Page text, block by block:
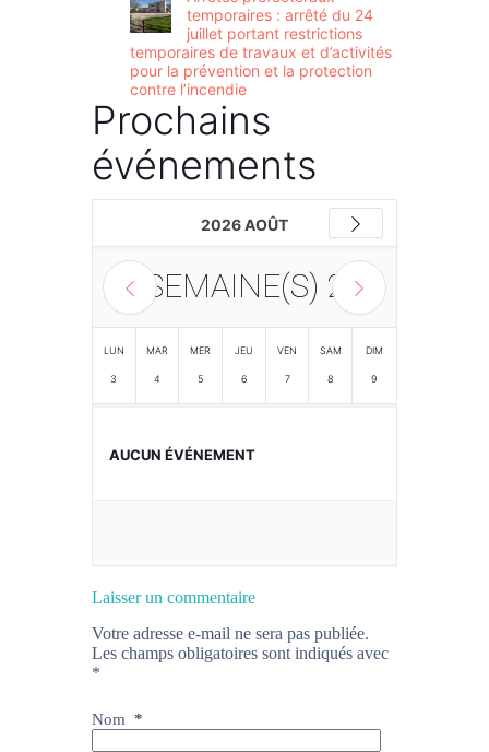
temporaires : arrêté du 24
juillet portant restrictions
temporaires de travaux et d’activités
pour la prévention et la protection
contre l’incendie
Prochains
événements
2026 AOÛT
SEMAINE(S) 2
LUN
3
MAR
4
MER
5
JEU
6
VEN
7
SAM
8
DIM
9
AUCUN ÉVÉNEMENT
Laisser un commentaire
Votre adresse e-mail ne sera pas publiée.
Les champs obligatoires sont indiqués avec
*
Nom *